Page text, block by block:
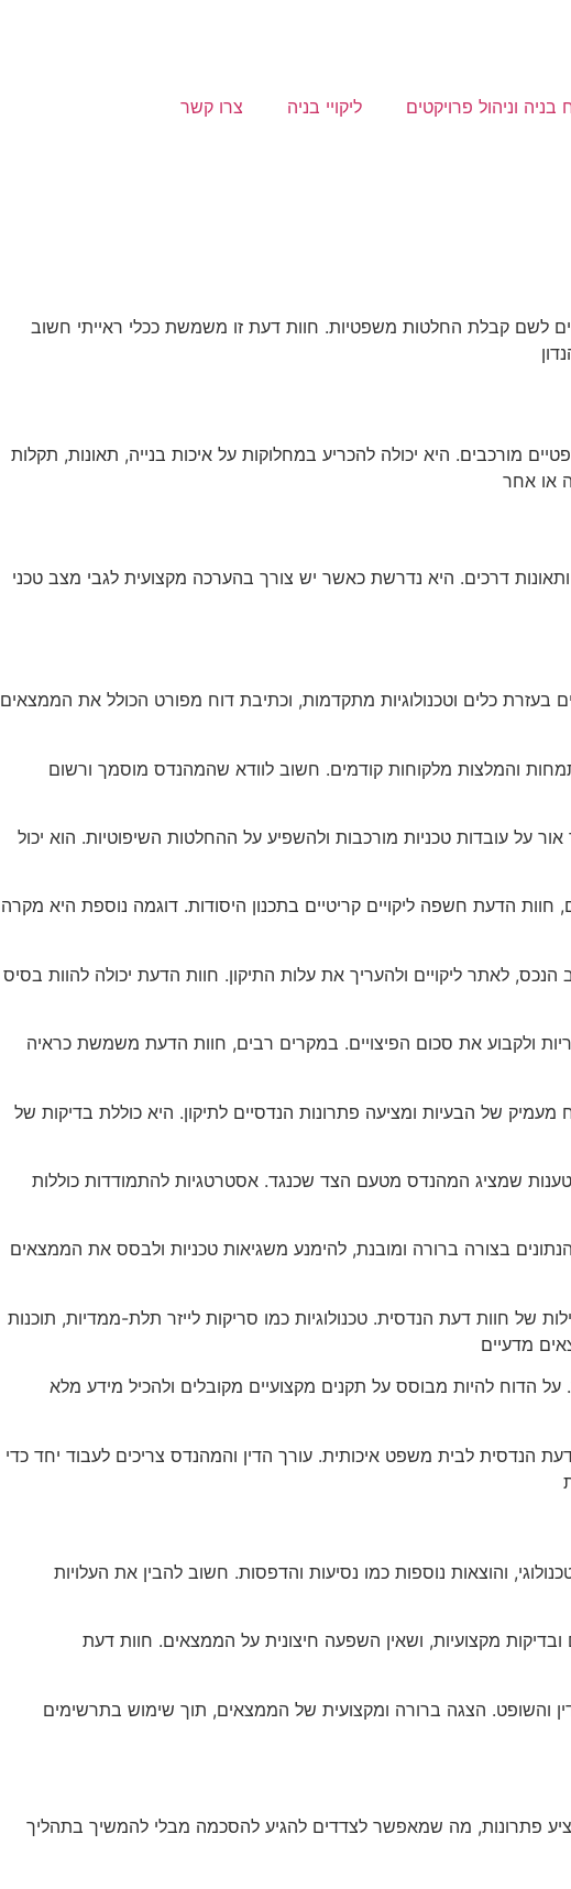
בניה וניהול פרויקטים ליקויי בניה צרו קשר
לשם קבלת החלטות משפטיות. חוות דעת זו משמשת ככלי ראייתי חשוב
מורכבים. היא יכולה להכריע במחלוקות על איכות בנייה, תאונות, תקלות
או אחר
ותאונות דרכים. היא נדרשת כאשר יש צורך בהערכה מקצועית לגבי מצב טכני
בעזרת כלים וטכנולוגיות מתקדמות, וכתיבת דוח מפורט הכולל את הממצאים
והמלצות מלקוחות קודמים. חשוב לוודא שהמהנדס מוסמך ורשום
על עובדות טכניות מורכבות ולהשפיע על ההחלטות השיפוטיות. הוא יכול
הדעת חשפה ליקויים קריטיים בתכנון היסודות. דוגמה נוספת היא מקרה
לאתר ליקויים ולהעריך את עלות התיקון. חוות הדעת יכולה להוות בסיס
ולקבוע את סכום הפיצויים. במקרים רבים, חוות הדעת משמשת כראיה
של הבעיות ומציעה פתרונות הנדסיים לתיקון. היא כוללת בדיקות של
שמציג המהנדס מטעם הצד שכנגד. אסטרטגיות להתמודדות כוללות
בצורה ברורה ומובנת, להימנע משגיאות טכניות ולבסס את הממצאים
של חוות דעת הנדסית. טכנולוגיות כמו סריקות לייזר תלת-ממדיות, תוכנות
הדוח להיות מבוסס על תקנים מקצועיים מקובלים ולהכיל מידע מלא
הנדסית לבית משפט איכותית. עורך הדין והמהנדס צריכים לעבוד יחד כדי
והוצאות נוספות כמו נסיעות והדפסות. חשוב להבין את העלויות
מקצועיות, ושאין השפעה חיצונית על הממצאים. חוות דעת
והשופט. הצגה ברורה ומקצועית של הממצאים, תוך שימוש בתרשימים
פתרונות, מה שמאפשר לצדדים להגיע להסכמה מבלי להמשיך בתהליך